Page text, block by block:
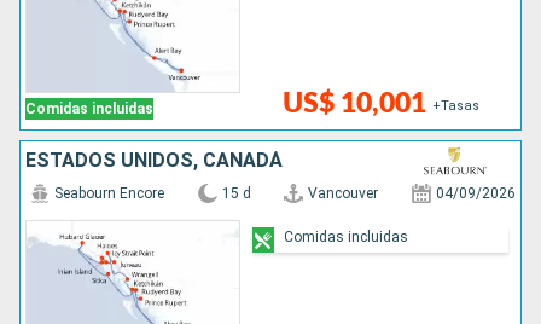
Comidas incluidas US$ 10,001 +Tasas
ESTADOS UNIDOS, CANADÁ
Seabourn Encore 15 d Vancouver 04/09/2026
Comidas incluidas